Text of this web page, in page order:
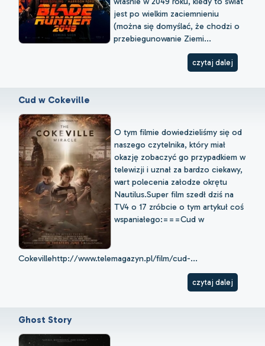
jest po wielkim zaciemnieniu
(można się domyślać, że chodzi o
przebiegunowanie Ziemi...
czytaj dalej
Cud w Cokeville
O tym filmie dowiedzieliśmy się od
naszego czytelnika, który miał
okazję zobaczyć go przypadkiem w
telewizji i uznał za bardzo ciekawy,
wart polecenia załodze okrętu
Nautilus.Super film szedł dziś na
TV4 o 17 zróbcie o tym artykuł coś
wspaniałego:===Cud w
Cokevillehttp://www.telemagazyn.pl/film/cud-...
czytaj dalej
Ghost Story